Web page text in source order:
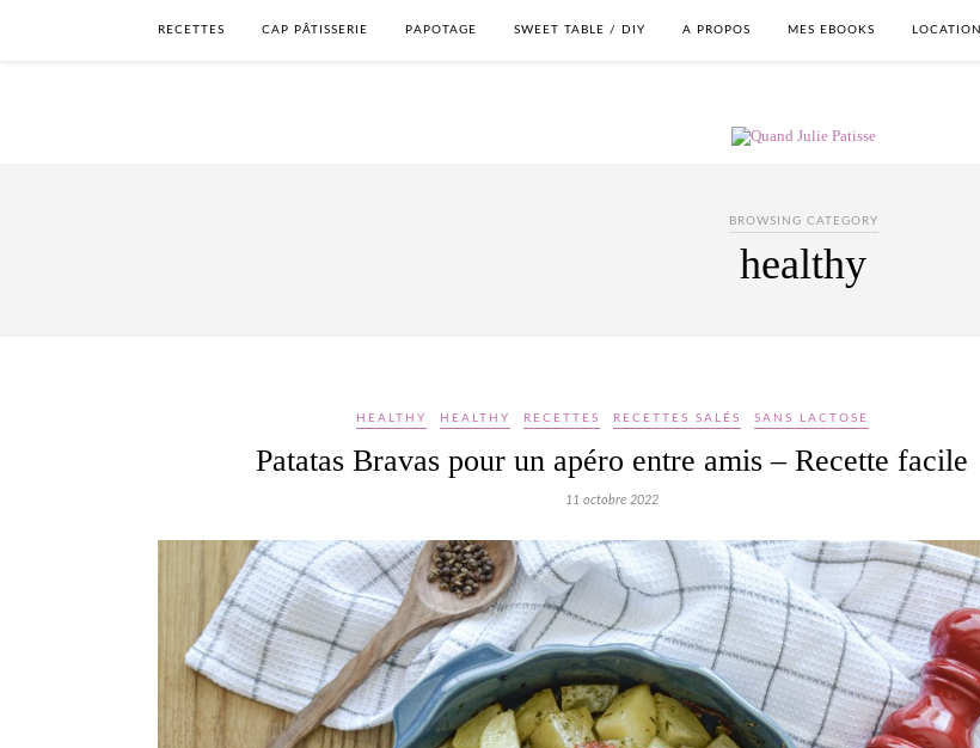
RECETTES CAP PÂTISSERIE PAPOTAGE SWEET TABLE / DIY A PROPOS MES EBOOKS LOCATION
BROWSING CATEGORY
healthy
HEALTHY HEALTHY RECETTES RECETTES SALÉS SANS LACTOSE
Patatas Bravas pour un apéro entre amis – Recette facile
11 octobre 2022